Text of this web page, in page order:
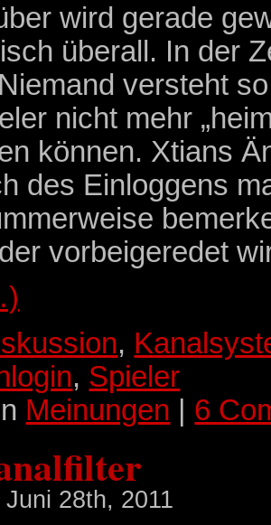
wird gerade
überall. In der
versteht
nicht mehr
können. Xtians
des Einloggens
vorbeigeredet
,
, Spieler
Meinungen | 6
28th, 2011